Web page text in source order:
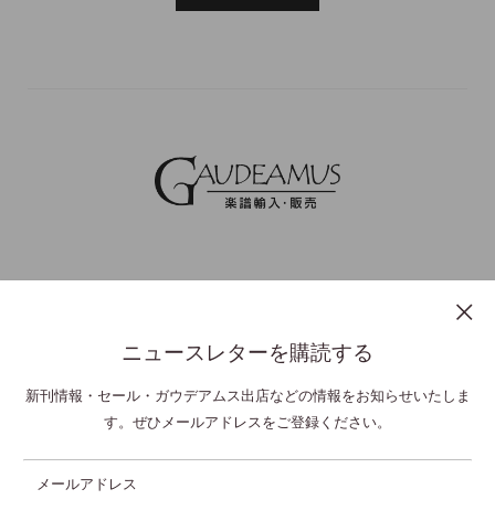
ニュースレターを購読する
新刊情報・セール・ガウデアムス出店などの情報をお知らせいたしま
す。ぜひメールアドレスをご登録ください。
メールアドレス
プライバシーポリシー 特定商取引法表示 利用規約
お問い合わせ